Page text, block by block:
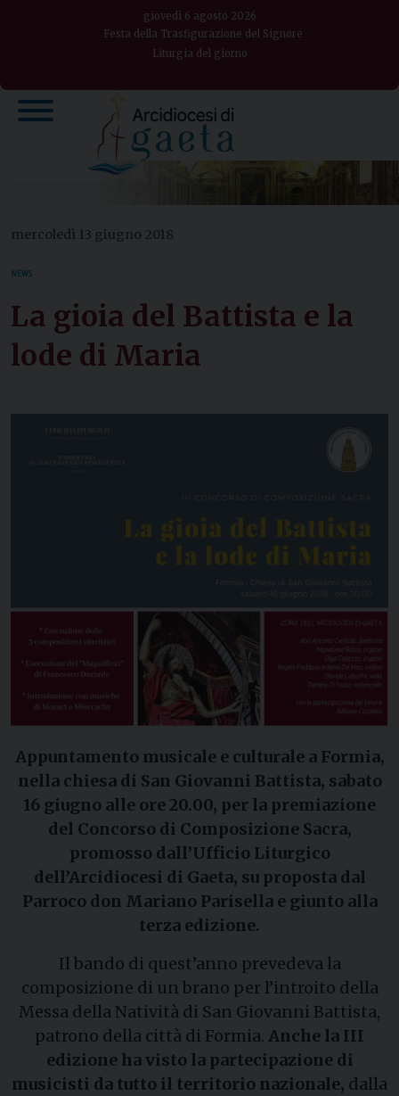
giovedì 6 agosto 2026
Festa della Trasfigurazione del Signore
Liturgia del giorno
mercoledì 13 giugno 2018
NEWS
La gioia del Battista e la
lode di Maria
Appuntamento musicale e culturale a Formia,
nella chiesa di San Giovanni Battista, sabato
16 giugno alle ore 20.00, per la premiazione
del Concorso di Composizione Sacra,
promosso dall’Ufficio Liturgico
dell’Arcidiocesi di Gaeta, su proposta dal
Parroco don Mariano Parisella e giunto alla
terza edizione.
Il bando di quest’anno prevedeva la
composizione di un brano per l’introito della
Messa della Natività di San Giovanni Battista,
patrono della città di Formia. Anche la III
edizione ha visto la partecipazione di
musicisti da tutto il territorio nazionale, dalla